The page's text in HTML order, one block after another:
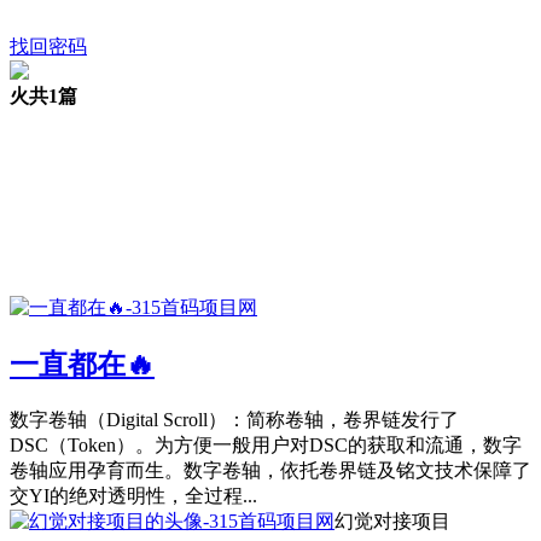
找回密码
火共1篇
一直都在🔥
数字卷轴（Digital Scroll）：简称卷轴，卷界链发行了
DSC（Token）。为方便一般用户对DSC的获取和流通，数字
卷轴应用孕育而生。数字卷轴，依托卷界链及铭文技术保障了
交YI的绝对透明性，全过程...
幻觉对接项目